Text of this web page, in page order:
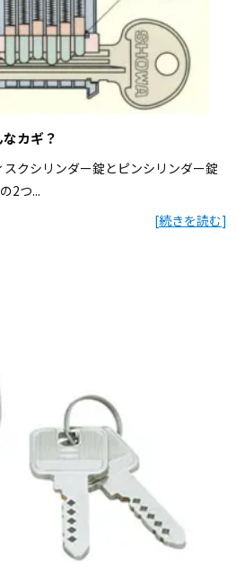
カギ？
クシリンダー錠とピンシリンダー錠
2つ...
[続きを読む]